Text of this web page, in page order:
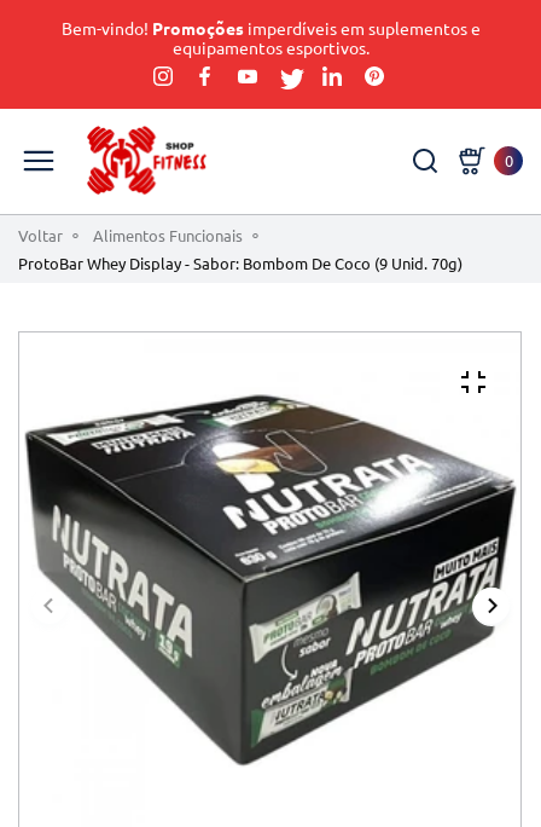
Bem-vindo! Promoçõesimperdíveis em suplementos e
equipamentos esportivos.
0
Voltar
Alimentos Funcionais
ProtoBar Whey Display - Sabor: Bombom De Coco (9 Unid. 70g)